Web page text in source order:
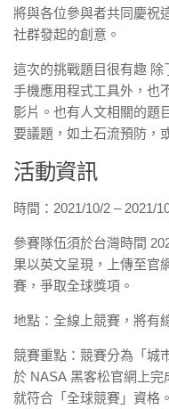
將與各位參與者共同慶祝
社群發起的創意。
這次的挑戰題目很有趣
手機應用程式工具外，也
影片。也有人文相關的題
要議題，如土石流預防，
活動資訊
時間：2021/10/2 – 2021/
參賽隊伍須於台灣時間
果以英文呈現，上傳至官
賽，爭取全球獎項。
地點：全線上競賽，將有
競賽重點：競賽分為「城
於 NASA 黑客松官網上完
就符合「全球競賽」資格。